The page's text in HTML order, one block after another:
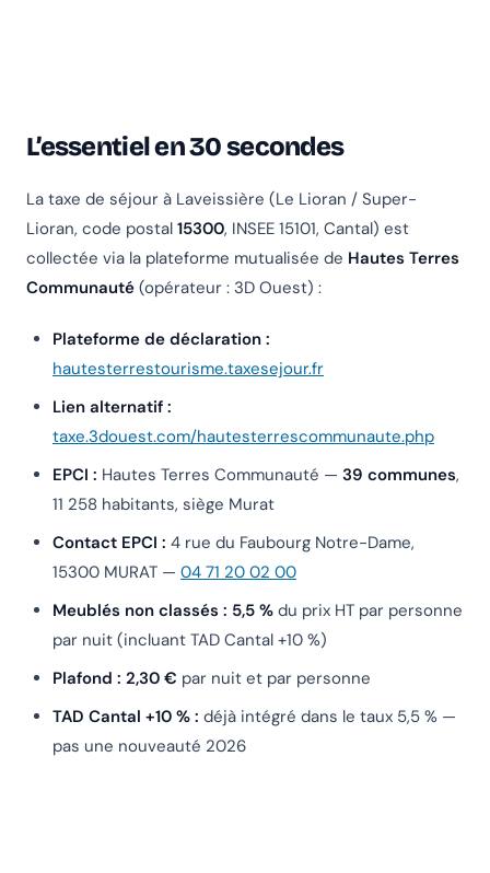
L’essentiel en 30 secondes
La taxe de séjour à Laveissière (Le Lioran / Super-
Lioran, code postal 15300, INSEE 15101, Cantal) est
collectée via la plateforme mutualisée de Hautes Terres
Communauté (opérateur : 3D Ouest) :
Plateforme de déclaration :
hautesterrestourisme.taxesejour.fr
Lien alternatif :
taxe.3douest.com/hautesterrescommunaute.php
EPCI : Hautes Terres Communauté — 39 communes,
11 258 habitants, siège Murat
Contact EPCI : 4 rue du Faubourg Notre-Dame,
15300 MURAT — 04 71 20 02 00
Meublés non classés : 5,5 % du prix HT par personne
par nuit (incluant TAD Cantal +10 %)
Plafond : 2,30 € par nuit et par personne
TAD Cantal +10 % : déjà intégré dans le taux 5,5 % —
pas une nouveauté 2026